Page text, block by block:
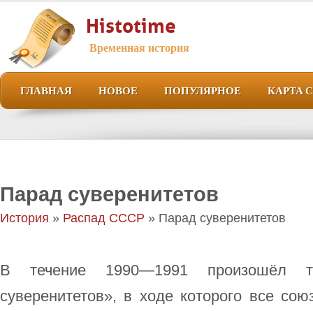
Histotime
Временная история
ГЛАВНАЯ НОВОЕ ПОПУЛЯРНОЕ КАРТА
Парад суверенитетов
История » Распад СССР » Парад суверенитетов
В течение 1990—1991 произошёл
суверенитетов», в ходе которого все